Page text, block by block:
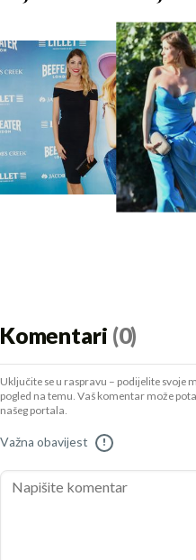
Komentari (0)
Uključite se u raspravu – podijelite svoje
pogled na temu. Vaš komentar može
našeg portala.
Važna obavijest !